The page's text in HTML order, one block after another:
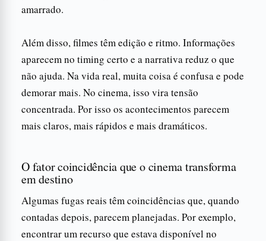
amarrado.
Além disso, filmes têm edição e ritmo. Informações
aparecem no timing certo e a narrativa reduz o que
não ajuda. Na vida real, muita coisa é confusa e pode
demorar mais. No cinema, isso vira tensão
concentrada. Por isso os acontecimentos parecem
mais claros, mais rápidos e mais dramáticos.
O fator coincidência que o cinema transforma
em destino
Algumas fugas reais têm coincidências que, quando
contadas depois, parecem planejadas. Por exemplo,
encontrar um recurso que estava disponível no